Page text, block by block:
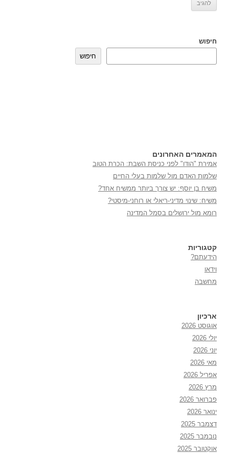
חיפוש
חיפוש
המאמרים האחרונים
אמירת "הודו" לפני כניסת השבת: הכרת הטוב
שלמות האדם מול שלמות בעלי החיים
משיח בן יוסף: יש צורך ביותר ממשיח אחד?
משיח: שינוי מדיני-ריאלי או רוחני-מיסטי?
רומא מול ירושלים בסמל המדינה
קטגוריות
הידעתם?
וידאו
מחשבה
ארכיון
אוגוסט 2026
יולי 2026
יוני 2026
מאי 2026
אפריל 2026
מרץ 2026
פברואר 2026
ינואר 2026
דצמבר 2025
נובמבר 2025
אוקטובר 2025